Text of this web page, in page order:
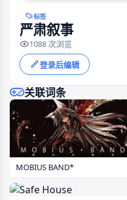
标签
严肃叙事
1088 次浏览
登录后编辑
关联词条
MOBIUS BAND*